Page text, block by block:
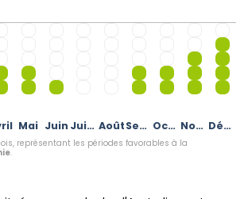
Mai Juin Juillet Août Septembre Octobre Novembre Décembre
représentant les périodes favorables à la
.